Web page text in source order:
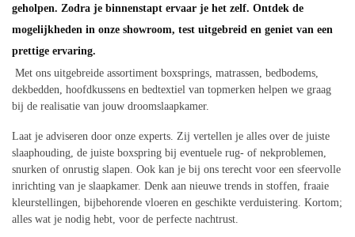
geholpen. Zodra je binnenstapt ervaar je het zelf. Ontdek de
mogelijkheden in onze showroom, test uitgebreid en geniet van een
prettige ervaring.
Met ons uitgebreide assortiment boxsprings, matrassen, bedbodems,
dekbedden, hoofdkussens en bedtextiel van topmerken helpen we graag
bij de realisatie van jouw droomslaapkamer.
Laat je adviseren door onze experts. Zij vertellen je alles over de juiste
slaaphouding, de juiste boxspring bij eventuele rug- of nekproblemen,
snurken of onrustig slapen. Ook kan je bij ons terecht voor een sfeervolle
inrichting van je slaapkamer. Denk aan nieuwe trends in stoffen, fraaie
kleurstellingen, bijbehorende vloeren en geschikte verduistering. Kortom;
alles wat je nodig hebt, voor de perfecte nachtrust.